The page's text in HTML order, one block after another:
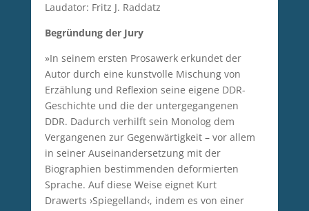
Laudator: Fritz J. Raddatz
Begründung der Jury
»In seinem ersten Prosawerk erkundet der
Autor durch eine kunstvolle Mischung von
Erzählung und Reflexion seine eigene DDR-
Geschichte und die der untergegangenen
DDR. Dadurch verhilft sein Monolog dem
Vergangenen zur Gegenwärtigkeit – vor allem
in seiner Auseinandersetzung mit der
Biographien bestimmenden deformierten
Sprache. Auf diese Weise eignet Kurt
Drawerts ›Spiegelland‹, indem es von einer